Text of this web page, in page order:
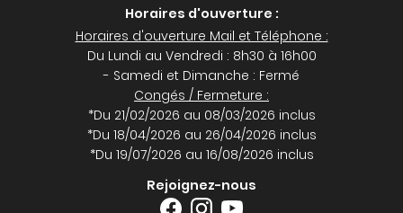
Horaires d'ouverture :
Horaires d'ouverture Mail et Téléphone :
Du Lundi au Vendredi : 8h30 à 16h00
- Samedi et Dimanche : Fermé
Congés / Fermeture :
*Du 21/02/2026 au 08/03/2026 inclus
*Du 18/04/2026 au 26/04/2026 inclus
*Du 19/07/2026 au 16/08/2026 inclus
Rejoignez-nous